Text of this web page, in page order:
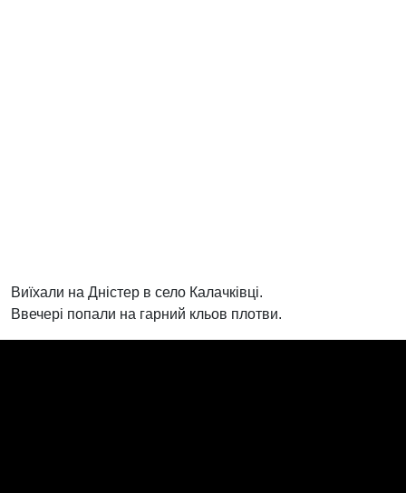
Виїхали на Дністер в село Калачківці.
Ввечері попали на гарний кльов плотви.